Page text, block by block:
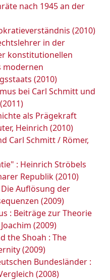
nach 1945 an der
(2010)
in der
konstitutionellen
modernen
(2010)
bei Carl Schmitt und
als Prägekraft
Heinrich (2010)
Carl Schmitt / Römer,
: Heinrich Ströbels
Republik (2010)
Auflösung der
(2009)
: Beiträge zur Theorie
(2009)
the Shoah : The
(2009)
Bundesländer :
(2008)